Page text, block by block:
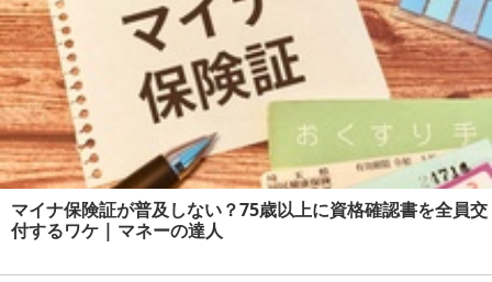
マイナ保険証が普及しない？75歳以上に資格確認書を全員交
付するワケ | マネーの達人